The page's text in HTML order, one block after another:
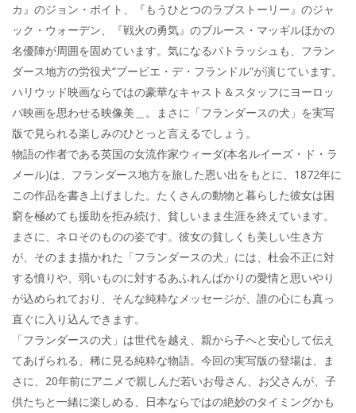
カ』のジョン・ボイト、『もうひとつのラブストーリー』のジャ
ック・ウォーデン、『戦火の勇気』のブルース・マッギルほかの
名優陣が周囲を固めています。気になるパトラッシュも、フラン
ダース地方の労役犬“ブービエ・デ・フランドル”が演じています。
ハリウッド映画ならではの豪華なキャスト＆スタッフにヨーロッ
パ映画を思わせる映像美＿。まさに「フランダースの犬」を実写
版で見られる楽しみのひとっと言えるでしょう。
物語の作者である英国の女流作家ウィーダ(本名ルイーズ・ド・ラ
メール)は、フランダース地方を旅した恩い出をもとに、1872年に
この作品を書き上げました。たくさんの動物と暮らした彼女は困
窮を極めても援助を拒み続け、貧しいまま生涯を終えています。
まさに、ネロそのものの姿です。彼女の貧しくも美しい生き方
が、そのまま描かれた「フランダースの犬」には、杜会不正に対
する憤りや、弱いものに対するあふれんばかりの愛情と思いやり
が込められており、そんな純粋なメッセージが、誰の心にも真っ
直ぐに入り込んできます。
「フランダースの犬」は世代を越え、親から子へと安心して伝え
てあげられる、稀に見る純粋な物語。今回の実写版の登場は、ま
さに、20年前にアニメで親しんだ若いお母さん、お父さんが、子
供たちと一緒に楽しめる、日本ならではの絶妙のタイミングかも